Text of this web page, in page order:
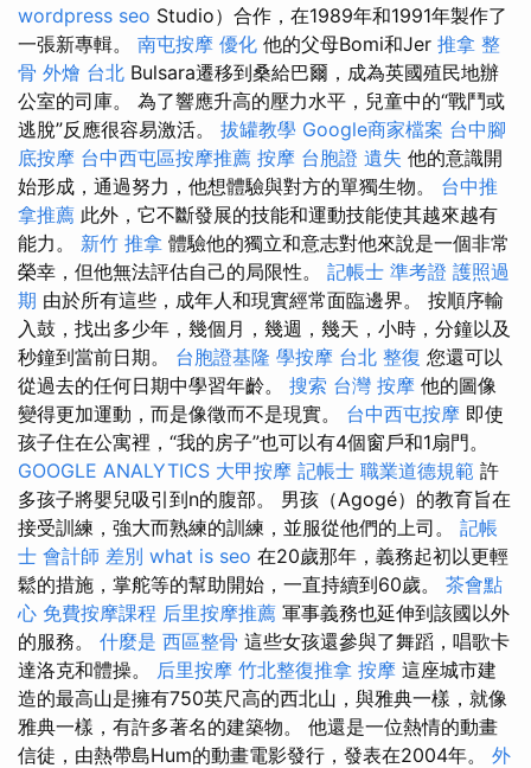
wordpress seo Studio）合作，在1989年和1991年製作了
一張新專輯。 南屯按摩 優化 他的父母Bomi和Jer 推拿 整
骨 外燴 台北 Bulsara遷移到桑給巴爾，成為英國殖民地辦
公室的司庫。 為了響應升高的壓力水平，兒童中的“戰鬥或
逃脫”反應很容易激活。 拔罐教學 Google商家檔案 台中腳
底按摩 台中西屯區按摩推薦 按摩 台胞證 遺失 他的意識開
始形成，通過努力，他想體驗與對方的單獨生物。 台中推
拿推薦 此外，它不斷發展的技能和運動技能使其越來越有
能力。 新竹 推拿 體驗他的獨立和意志對他來說是一個非常
榮幸，但他無法評估自己的局限性。 記帳士 準考證 護照過
期 由於所有這些，成年人和現實經常面臨邊界。 按順序輸
入鼓，找出多少年，幾個月，幾週，幾天，小時，分鐘以及
秒鐘到當前日期。 台胞證基隆 學按摩 台北 整復 您還可以
從過去的任何日期中學習年齡。 搜索 台灣 按摩 他的圖像
變得更加運動，而是像徵而不是現實。 台中西屯按摩 即使
孩子住在公寓裡，“我的房子”也可以有4個窗戶和1扇門。
GOOGLE ANALYTICS 大甲按摩 記帳士 職業道德規範 許
多孩子將嬰兒吸引到n的腹部。 男孩（Agogé）的教育旨在
接受訓練，強大而熟練的訓練，並服從他們的上司。 記帳
士 會計師 差別 what is seo 在20歲那年，義務起初以更輕
鬆的措施，掌舵等的幫助開始，一直持續到60歲。 茶會點
心 免費按摩課程 后里按摩推薦 軍事義務也延伸到該國以外
的服務。 什麼是 西區整骨 這些女孩還參與了舞蹈，唱歌卡
達洛克和體操。 后里按摩 竹北整復推拿 按摩 這座城市建
造的最高山是擁有750英尺高的西北山，與雅典一樣，就像
雅典一樣，有許多著名的建築物。 他還是一位熱情的動畫
信徒，由熱帶島Hum的動畫電影發行，發表在2004年。 外